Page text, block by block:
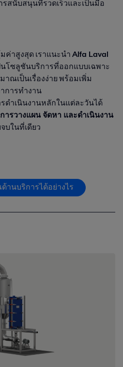
สนับสนุนที่รวดเร็วและเป็นมือ
าสูงสุด เราแนะนำAlfa Laval
นโซลูชันบริการที่ออกแบบเฉพาะ
ณเป็นเรื่องง่าย พร้อมเพิ่ม
การทำงาน
ำเนินงานหลักในแต่ละวันได้
การวางแผน จัดหา และดำเนินงาน
บในที่เดียว
านบริการได้อย่างไร